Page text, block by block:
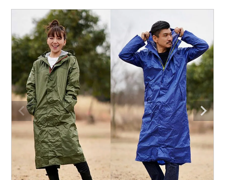
事務服・オフィスウェア
防寒着
作業用手袋
アウトドア・スポーツ
ワークスーツ
コンプレッションウェア
アシックス安全靴ランキング
ミズノ安全靴ランキング
作業着ランキング
アウトドアウェアランキング
つなぎランキング
空調服ランキング
アイズフロンティア TSDESIGN
寅壱 アイトス株式会社
コーコス ジーベック
クロダルマ
クレヒフク
おたふく手袋 マック
大工・鳶作業服
農作業服
電気・設備作業服
配達・営業作業服
自動車整備士作業服
DIY・日曜大工作業服